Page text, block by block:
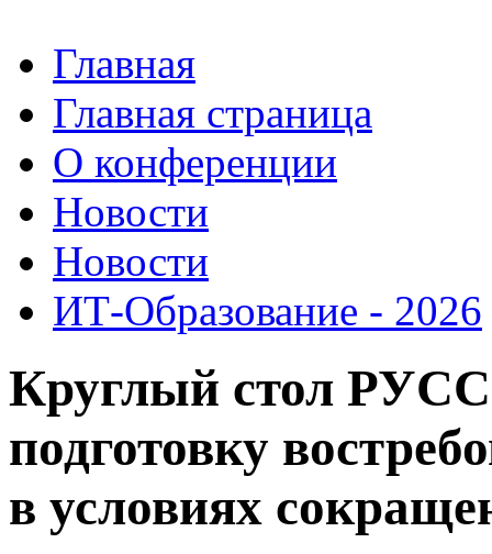
Главная
Главная страница
О конференции
Новости
Новости
ИТ-Образование - 2026
Круглый стол
подготовку
в условиях